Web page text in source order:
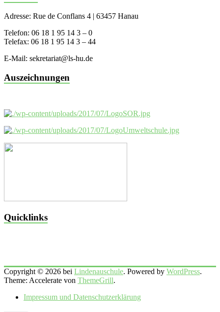
Adresse: Rue de Conflans 4 | 63457 Hanau
Telefon: 06 18 1 95 14 3 – 0
Telefax: 06 18 1 95 14 3 – 44
E-Mail: sekretariat@ls-hu.de
Auszeichnungen
Quicklinks
Copyright © 2026 bei Lindenauschule. Powered by WordPress.
Theme: Accelerate von ThemeGrill.
Impressum und Datenschutzerklärung